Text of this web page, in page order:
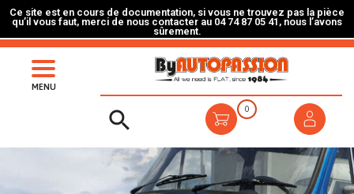
Ce site est en cours de documentation, si vous ne trouvez pas la pièce
qu’il vous faut, merci de nous contacter au 04 74 87 05 41, nous l’avons
sûrement.
MENU
 0